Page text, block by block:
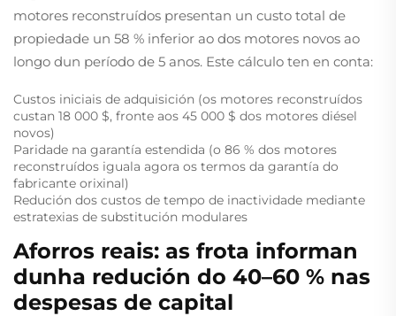
motores reconstruídos presentan un custo total de
propiedade un 58 % inferior ao dos motores novos ao
longo dun período de 5 anos. Este cálculo ten en conta:
Custos iniciais de adquisición (os motores reconstruídos
custan 18 000 $, fronte aos 45 000 $ dos motores diésel
novos)
Paridade na garantía estendida (o 86 % dos motores
reconstruídos iguala agora os termos da garantía do
fabricante orixinal)
Redución dos custos de tempo de inactividade mediante
estratexias de substitución modulares
Aforros reais: as frota informan
dunha redución do 40–60 % nas
despesas de capital